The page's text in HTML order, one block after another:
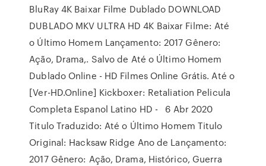
BluRay 4K Baixar Filme Dublado DOWNLOAD
DUBLADO MKV ULTRA HD 4K Baixar Filme: Até
o Último Homem Lançamento: 2017 Gênero:
Ação, Drama,. Salvo de Até o Último Homem
Dublado Online - HD Filmes Online Grátis. Até o
[Ver-HD.Online] Kickboxer: Retaliation Pelicula
Completa Espanol Latino HD - 6 Abr 2020
Titulo Traduzido: Até o Último Homem Titulo
Original: Hacksaw Ridge Ano de Lançamento:
2017 Gênero: Ação, Drama, Histórico, Guerra